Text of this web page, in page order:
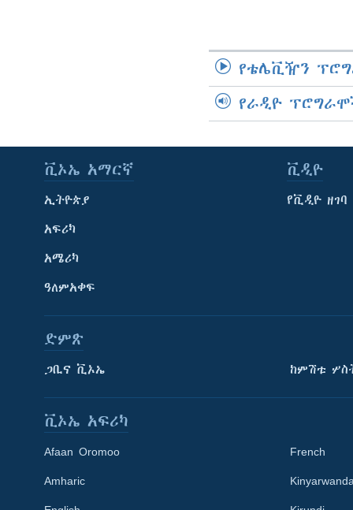
የቴሌቪዥን
የራዲዮ
ቪኦኤ አማርኛ
ኢትዮጵያ
አፍሪካ
አሜሪካ
ዓለምአቀፍ
ቪዲዮ
የቪዲዮ ዘገባ
ድምጽ
ጋቢና ቪኦኤ ከምሽቱ
ቪኦኤ አፍሪካ
Afaan Oromoo
Amharic
French